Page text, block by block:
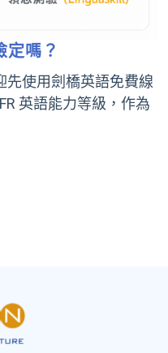
嗎？
先使用劍橋英語免費線
英語能力等級，作為